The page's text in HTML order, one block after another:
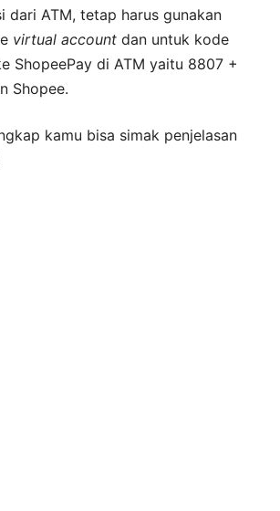
dari ATM, tetap harus gunakan
virtual account dan untuk kode
ShopeePay di ATM yaitu 8807 +
Shopee.
kamu bisa simak penjelasan